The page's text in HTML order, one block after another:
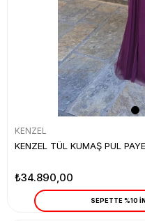
KENZEL
KENZEL TÜL KUMAŞ PUL
₺34.890,00
SEPETTE %10